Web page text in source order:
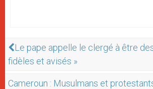
Le pape appelle le clergé à être
fidèles et avisés »
Cameroun : Musulmans et